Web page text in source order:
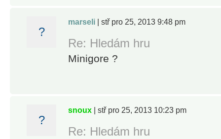
ad-free,
delivering
characters.
?
marseli | stř pro 25, 2013 9:48 pm
Re: Hledám hru
Minigore ?
?
snoux | stř pro 25, 2013 10:23 pm
Re: Hledám hru